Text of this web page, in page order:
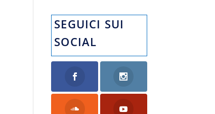
SEGUICI SUI
SOCIAL